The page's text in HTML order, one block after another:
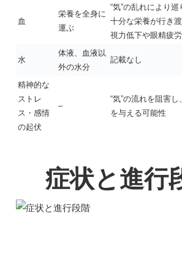
血
栄養を全身に
運ぶ
“気”の乱れにより
十分な栄養が行き
視力低下や眼精疲
水
体液、血液以
外の水分
記載なし
精神的な
ストレ
ス・感情
の起伏
–
“気”の流れを阻害
を与える可能性
症状と進行